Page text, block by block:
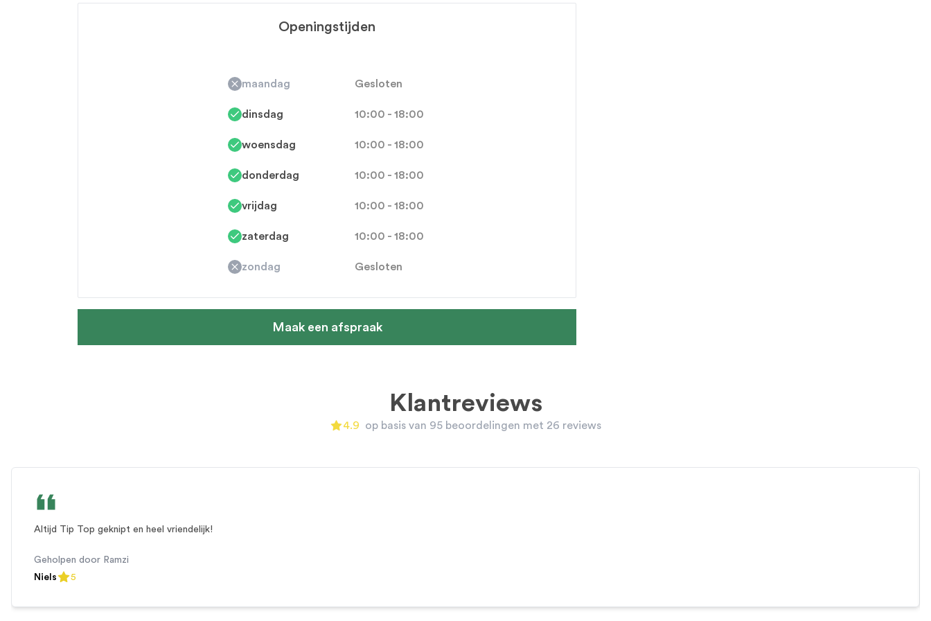
Openingstijden
maandag Gesloten
dinsdag 10:00 - 18:00
woensdag 10:00 - 18:00
donderdag 10:00 - 18:00
vrijdag 10:00 - 18:00
zaterdag 10:00 - 18:00
zondag Gesloten
Maak een afspraak
Klantreviews
A carousel of customer reviews. Use the previous and next buttons to navigate, or use arrow keys.
4.9
4.9 out of 5 stars
op basis van 95 beoordelingen met 26 reviews
Altijd Tip Top geknipt en heel vriendelijk!
Geholpen door Ramzi
Niels
5out of 5 stars
5